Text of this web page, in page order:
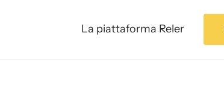
La piattaforma Reler